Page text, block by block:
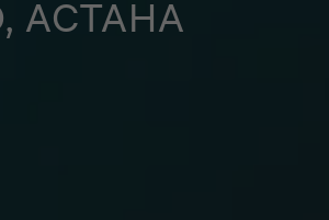
АСТАНА